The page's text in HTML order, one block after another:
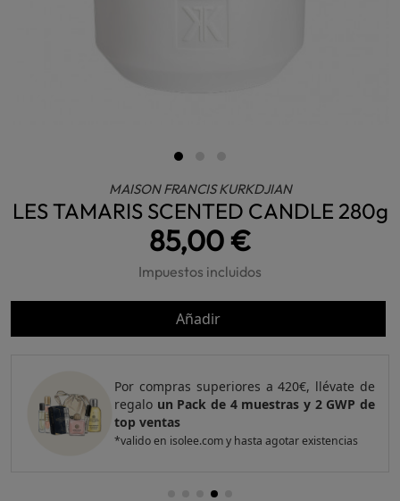
MAISON FRANCIS KURKDJIAN
LES TAMARIS SCENTED CANDLE 280g
85,00 €
Impuestos incluidos
Añadir
Por compras superiores a 420€, llévate de
regalo un Pack de 4 muestras y 2 GWP de
top ventas
*valido en isolee.com y hasta agotar existencias